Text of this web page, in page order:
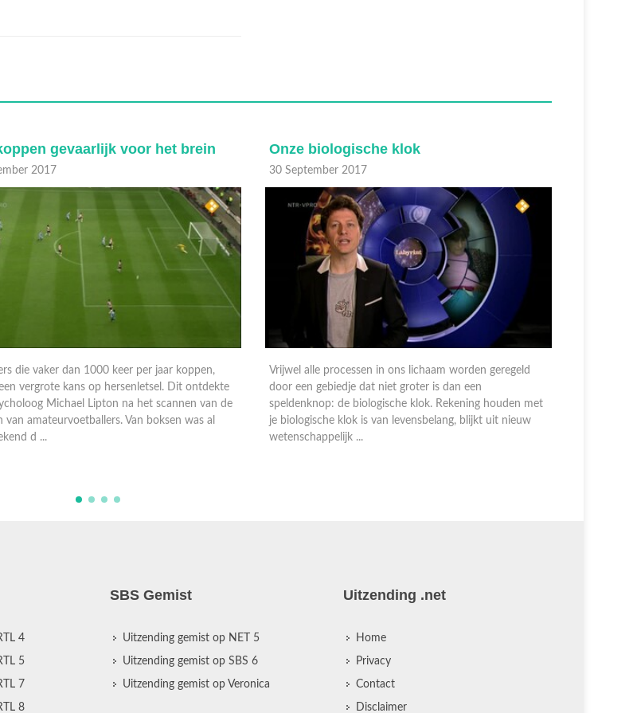
gevaarlijk voor het brein
2017
die vaker dan 1000 keer per jaar koppen,
vergrote kans op hersenletsel. Dit ontdekte
Michael Lipton na het scannen van de
van amateurvoetballers. Van boksen was al
d ...
Onze biologische klok
30 September 2017
Vrijwel alle processen in ons lichaam worden geregeld
door een gebiedje dat niet groter is dan een
speldenknop: de biologische klok. Rekening houden met
je biologische klok is van levensbelang, blijkt uit nieuw
wetenschappelijk ...
4
5
7
8
SBS Gemist
Uitzending gemist op NET 5
Uitzending gemist op SBS 6
Uitzending gemist op Veronica
Uitzending .net
Home
Privacy
Contact
Disclaimer